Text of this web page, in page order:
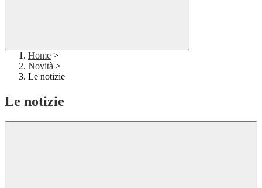
Home >
Novità >
Le notizie
Le notizie